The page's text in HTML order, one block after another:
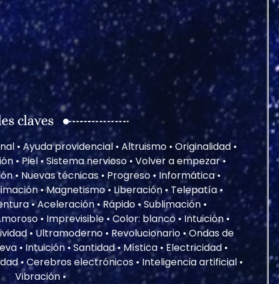
• Ayuda providencial • Altruismo • Originalidad •
• Piel • Sistema nervioso • Volver a empezar •
• Nuevas técnicas • Progreso • Informática •
• Magnetismo • Liberación • Telepatía •
• Aceleración • Rápido • Sublimación •
• Imprevisible • Color: blanco • Intuición •
• Ultramoderno • Revolucionario • Ondas de
• Intuición • Santidad • Mística • Electricidad •
• Cerebros electrónicos • Inteligencia artificial •
Vibración •